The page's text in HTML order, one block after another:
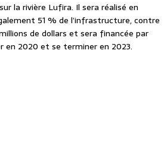
la rivière Lufira. Il sera réalisé en
51 % de l’infrastructure, contre
de dollars et sera financée par
en 2020 et se terminer en 2023.